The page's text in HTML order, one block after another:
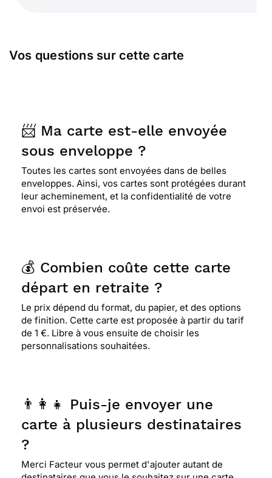
Vos questions sur cette carte
📨 Ma carte est-elle envoyée
sous enveloppe ?
Toutes les cartes sont envoyées dans de belles
enveloppes. Ainsi, vos cartes sont protégées durant
leur acheminement, et la confidentialité de votre
envoi est préservée.
💰 Combien coûte cette carte
départ en retraite ?
Le prix dépend du format, du papier, et des options
de finition. Cette carte est proposée à partir du tarif
de 1 €. Libre à vous ensuite de choisir les
personnalisations souhaitées.
👨‍👩‍👧 Puis-je envoyer une
carte à plusieurs destinataires
?
Merci Facteur vous permet d'ajouter autant de